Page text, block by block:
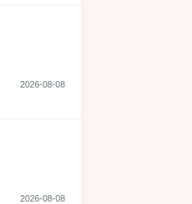
2026-08-08
2026-08-08